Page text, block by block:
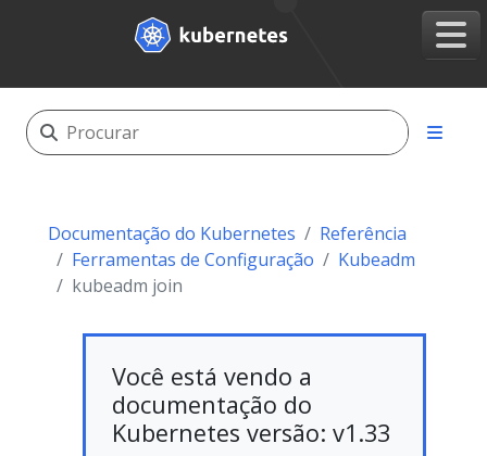
Documentação do Kubernetes
Referência
Ferramentas de Configuração
Kubeadm
kubeadm join
Você está vendo a
documentação do
Kubernetes versão: v1.33